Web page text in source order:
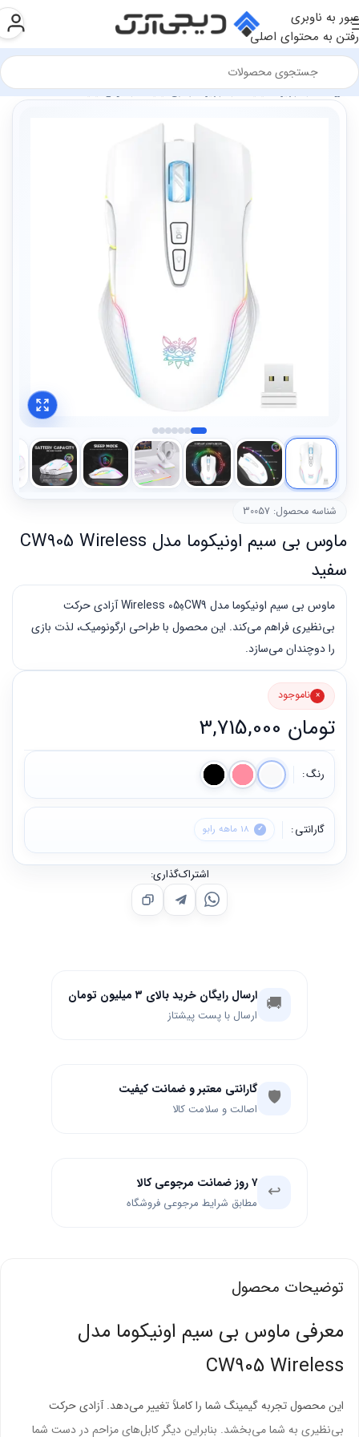
عبور به ناوبری
رفتن به محتوای اصلی
فروشگاه تجهیزات گیمینگ تجهیزات جانبی گیمینگ ماوس گیمینگ
شناسه محصول: 30057
ماوس بی سیم اونیکوما مدل CW905 Wireless
سفید
ماوس بی سیم اونیکوما مدل CW9هِ05 Wireless آزادی حرکت
بی‌نظیری فراهم می‌کند. این محصول با طراحی ارگونومیک، لذت بازی
را دوچندان می‌سازد.
تومان
ناموجود
رنگ
گارانتی 18 ماهه رابو
اشتراک‌گذاری:
🚚 ارسال رایگان خرید بالای ۳ میلیون تومان
ارسال با پست پیشتاز
🛡️ گارانتی معتبر و ضمانت کیفیت
اصالت و سلامت کالا
↩️ ۷ روز ضمانت مرجوعی کالا
مطابق شرایط مرجوعی فروشگاه
توضیحات محصول
معرفی ماوس بی سیم اونیکوما مدل
CW905 Wireless
این محصول تجربه گیمینگ شما را کاملاً تغییر می‌دهد. آزادی حرکت
بی‌نظیری به شما می‌بخشد. بنابراین دیگر کابل‌های مزاحم در دست شما